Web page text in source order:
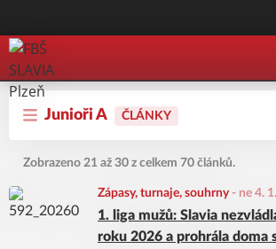
FBŠ SLAVIA Plzeň
Junioři A ČLÁNKY
Zobrazeno 21 až 30 z celkem 70 článků.
Zápasy, turnaje, souhrny - ne 4.
1. liga mužů: Slavia
roku 2026 a prohrála doma